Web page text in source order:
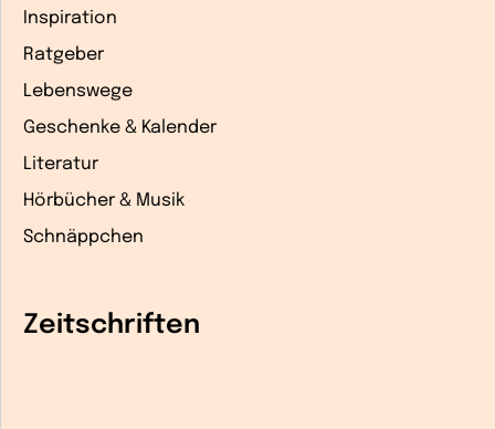
Inspiration
Ratgeber
Lebenswege
Geschenke & Kalender
Literatur
Hörbücher & Musik
Schnäppchen
Zeitschriften